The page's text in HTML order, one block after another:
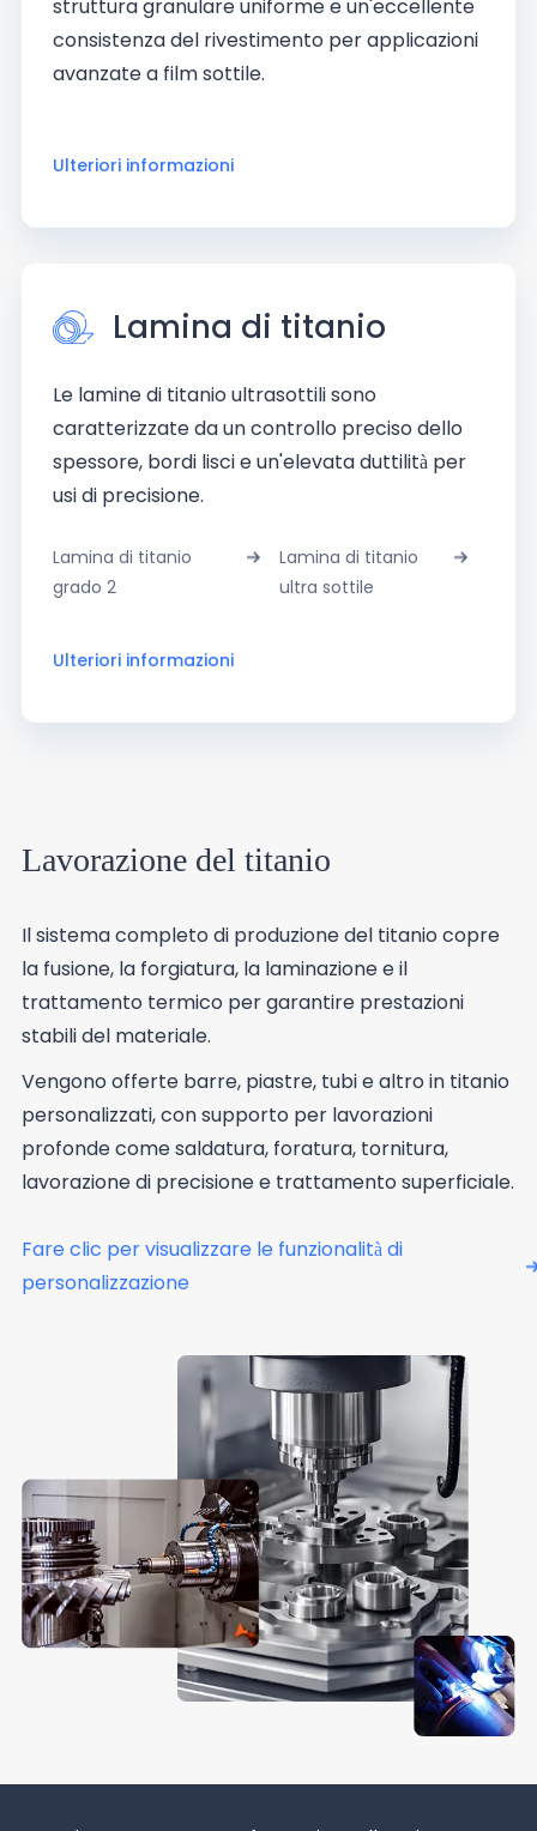
struttura granulare uniforme e un'eccellente
consistenza del rivestimento per applicazioni
avanzate a film sottile.
Ulteriori informazioni
Lamina di titanio
Le lamine di titanio ultrasottili sono
caratterizzate da un controllo preciso dello
spessore, bordi lisci e un'elevata duttilità per
usi di precisione.
Lamina di titanio
grado 2
Lamina di titanio
ultra sottile
Ulteriori informazioni
Lavorazione del titanio
Il sistema completo di produzione del titanio copre
la fusione, la forgiatura, la laminazione e il
trattamento termico per garantire prestazioni
stabili del materiale.
Vengono offerte barre, piastre, tubi e altro in titanio
personalizzati, con supporto per lavorazioni
profonde come saldatura, foratura, tornitura,
lavorazione di precisione e trattamento superficiale.
Fare clic per visualizzare le funzionalità di
personalizzazione